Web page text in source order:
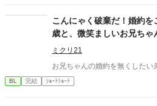
体質な男が捕まる強制恋愛コ
こんにゃく破棄だ！婚約
歳と、微笑ましいお兄ちゃ
ミクリ21
お兄ちゃんの婚約を無くしたい
BL 完結 ｼｮｰﾄｼｮｰﾄ